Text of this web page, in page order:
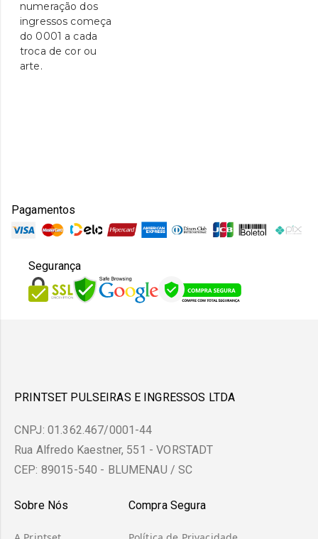
numeração dos
ingressos começa
do 0001 a cada
troca de cor ou
arte.
Pagamentos
Segurança
PRINTSET PULSEIRAS E INGRESSOS LTDA
CNPJ: 01.362.467/0001-44
Rua Alfredo Kaestner, 551 - VORSTADT
CEP: 89015-540 - BLUMENAU / SC
Sobre Nós Compra Segura